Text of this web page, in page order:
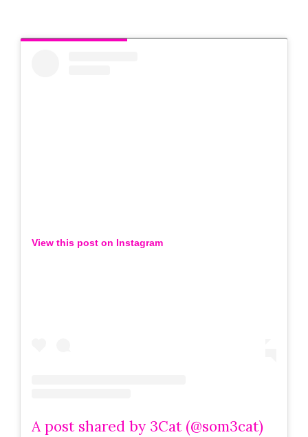
View this post on Instagram
A post shared by 3Cat (@som3cat)